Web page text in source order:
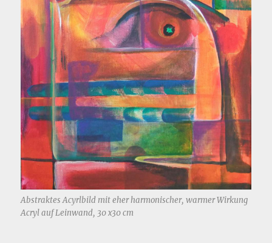
Abstraktes Acyrlbild mit eher harmonischer, warmer Wirkung
Acryl auf Leinwand, 30 x30 cm